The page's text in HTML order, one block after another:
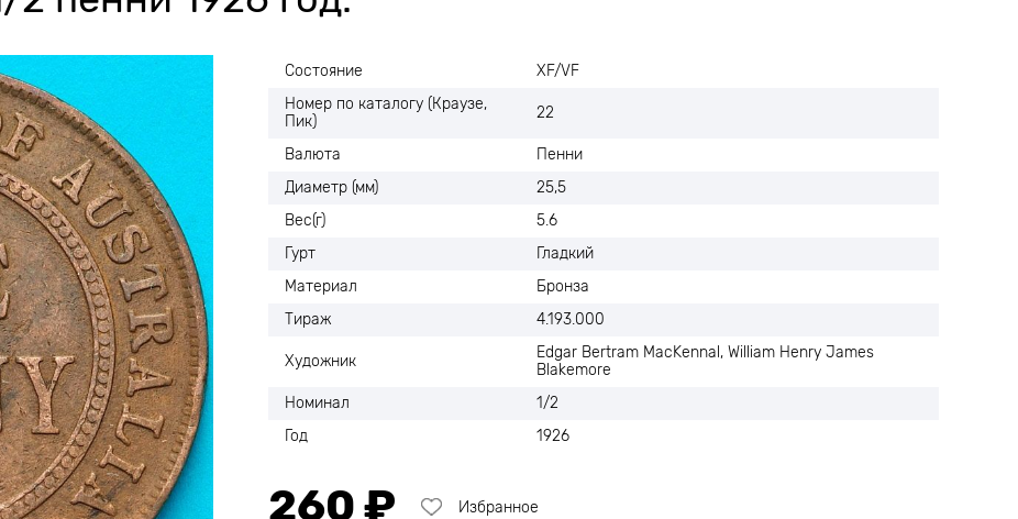
Состояние
XF/VF
Номер по каталогу (Краузе,
Пик)
22
Валюта
Пенни
Диаметр (мм)
25,5
Вес(г)
5.6
Гурт
Гладкий
Материал
Бронза
Тираж
4.193.000
Художник
Edgar Bertram MacKennal, William Henry James
Blakemore
Номинал
1/2
Год
1926
260 ₽ Избранное